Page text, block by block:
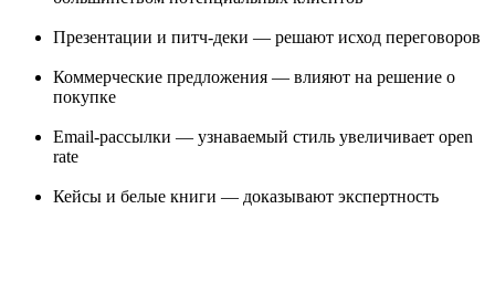
Презентации и питч-деки — решают исход переговоров
Коммерческие предложения — влияют на решение о
покупке
Email-рассылки — узнаваемый стиль увеличивает open
rate
Кейсы и белые книги — доказывают экспертность